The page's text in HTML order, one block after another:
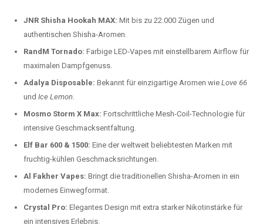
JNR Shisha Hookah MAX: Mit bis zu 22.000 Zügen und
authentischen Shisha-Aromen.
RandM Tornado: Farbige LED-Vapes mit einstellbarem Airflow für
maximalen Dampfgenuss.
Adalya Disposable: Bekannt für einzigartige Aromen wie Love 66
und Ice Lemon.
Mosmo Storm X Max: Fortschrittliche Mesh-Coil-Technologie für
intensive Geschmacksentfaltung.
Elf Bar 600 & 1500: Eine der weltweit beliebtesten Marken mit
fruchtig-kühlen Geschmacksrichtungen.
Al Fakher Vapes: Bringt die traditionellen Shisha-Aromen in ein
modernes Einwegformat.
Crystal Pro: Elegantes Design mit extra starker Nikotinstärke für
ein intensives Erlebnis.